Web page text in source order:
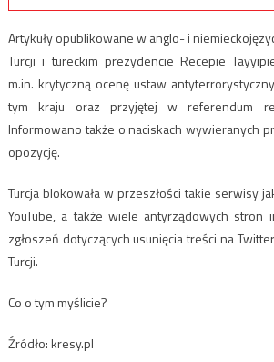
Artykuły opublikowane w anglo- i
Turcji i tureckim prezydencie Recepie
m.in. krytyczną ocenę ustaw
tym kraju oraz przyjętej w referendum
Informowano także o naciskach wywieranych
opozycję.
Turcja blokowała w przeszłości takie serwisy
YouTube, a także wiele antyrządowych stron
zgłoszeń dotyczących usunięcia treści na
Turcji.
Co o tym myślicie?
Źródło: kresy.pl